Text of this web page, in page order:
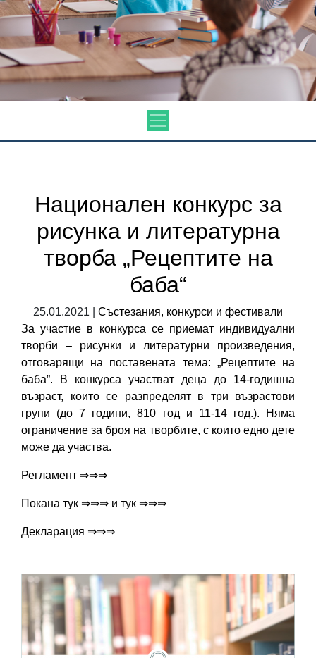
Национален конкурс за
рисунка и литературна
творба „Рецептите на
баба“
25.01.2021 | Състезания, конкурси и фестивали
За участие в конкурса се приемат индивидуални
творби – рисунки и литературни произведения,
отговарящи на поставената тема: „Рецептите на
баба”. В конкурса участват деца до 14-годишна
възраст, които се разпределят в три възрастови
групи (до 7 години, 810 год и 11-14 год.). Няма
ограничение за броя на творбите, с които едно дете
може да участва.
Регламент ⇒⇒⇒
Покана тук ⇒⇒⇒ и тук ⇒⇒⇒
Декларация ⇒⇒⇒